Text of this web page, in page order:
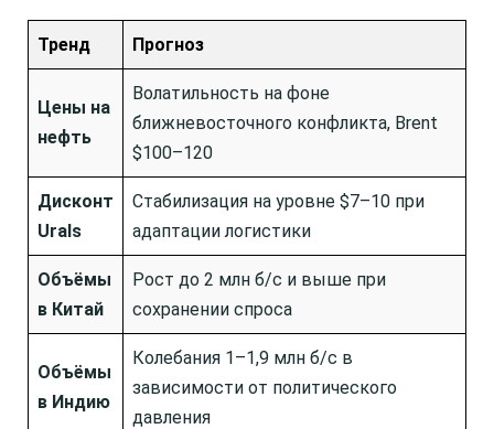
Тренд Прогноз
Цены на
нефть
Волатильность на фоне
ближневосточного конфликта, Brent
$100–120
Дисконт
Urals
Стабилизация на уровне $7–10 при
адаптации логистики
Объёмы
в Китай
Рост до 2 млн б/с и выше при
сохранении спроса
Объёмы
в Индию
Колебания 1–1,9 млн б/с в
зависимости от политического
давления